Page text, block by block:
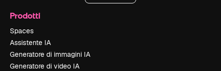
Prodotti
Spaces
Assistente IA
Generatore di immagini IA
Generatore di video IA